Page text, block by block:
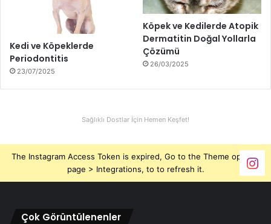
Kedi ve Köpeklerde
Periodontitis
23/07/2025
Köpek ve Kedilerde Atopik
Dermatitin Doğal Yollarla
Çözümü
26/03/2025
Sağlıklı Dostlar İçin Hemen Keşfet!
The Instagram Access Token is expired, Go to the Theme options
page > Integrations, to to refresh it.
Çok Görüntülenenler